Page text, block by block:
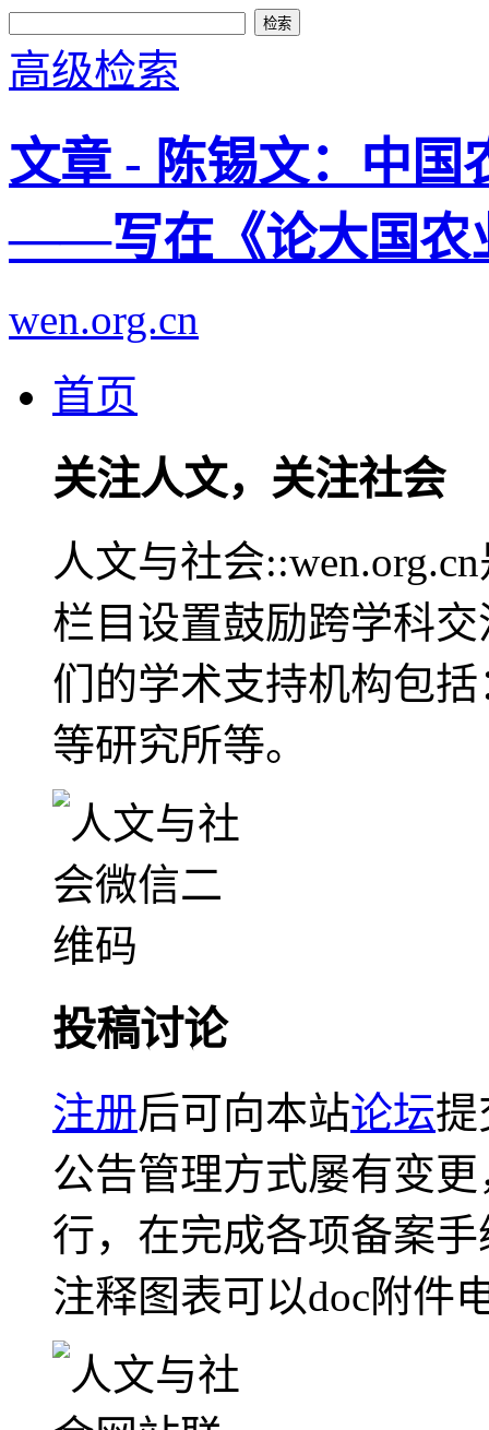
高级检索
文章 - 陈锡文：中国
——写在《论大国农
wen.org.cn
首页
关注人文，关注社会
人文与社会
栏目设置鼓励跨学科
们的学术支持机构包
等研究所等。
投稿讨论
注册后可向本站论坛提
公告管理方式屡有变
行，在完成各项备案
注释图表可以doc附件